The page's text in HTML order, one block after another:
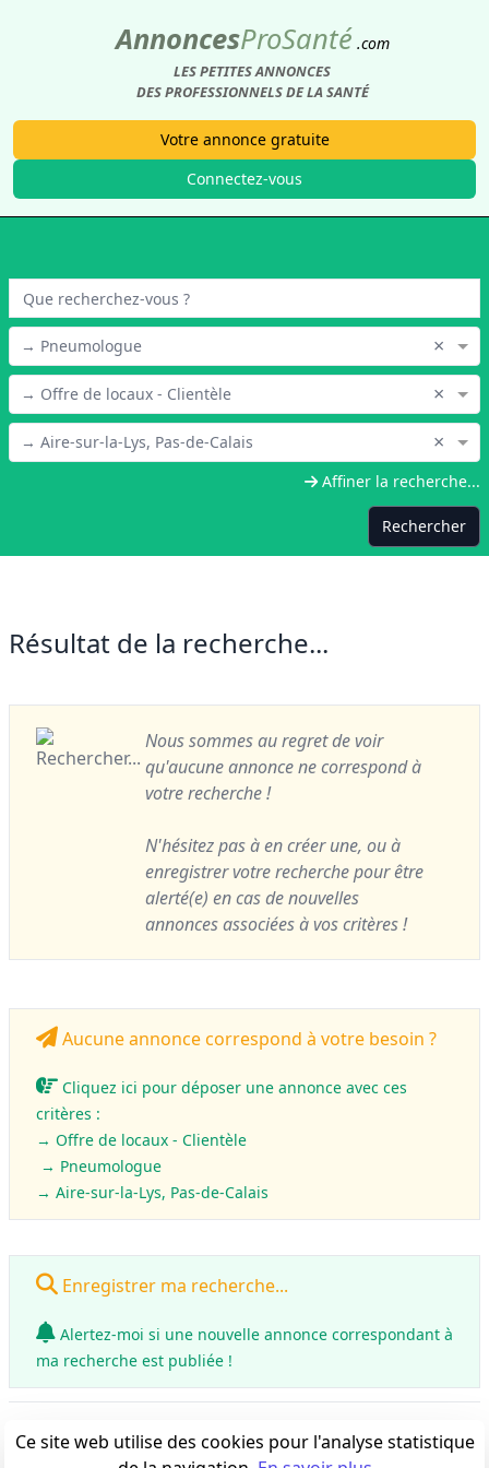
AnnoncesProSanté .com
LES PETITES ANNONCES
DES PROFESSIONNELS DE LA SANTÉ
Votre annonce gratuite
Connectez-vous
→ Pneumologue ×
→ Offre de locaux - Clientèle ×
→ Aire-sur-la-Lys, Pas-de-Calais ×
Affiner la recherche...
Rechercher
Résultat de la recherche...
Nous sommes au regret de voir
qu'aucune annonce ne correspond à
votre recherche !
N'hésitez pas à en créer une, ou à
enregistrer votre recherche pour être
alerté(e) en cas de nouvelles
annonces associées à vos critères !
Aucune annonce correspond à votre besoin ?
Cliquez ici pour déposer une annonce avec ces
critères :
→ Offre de locaux - Clientèle
→ Pneumologue
→ Aire-sur-la-Lys, Pas-de-Calais
Enregistrer ma recherche...
Alertez-moi si une nouvelle annonce correspondant à
ma recherche est publiée !
Ce site web utilise des cookies pour l'analyse statistique